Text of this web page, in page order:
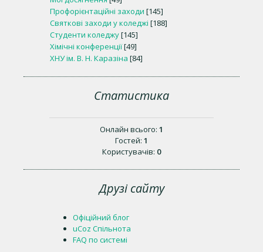
Профорієнтаційні заходи [145]
Святкові заходи у коледжі [188]
Студенти коледжу[145]
Хімічні конференції[49]
ХНУ ім. В. Н. Каразіна [84]
Статистика
Онлайн всього: 1
Гостей: 1
Користувачів: 0
Друзі сайту
Офіційний блог
uCoz Спільнота
FAQ по системі